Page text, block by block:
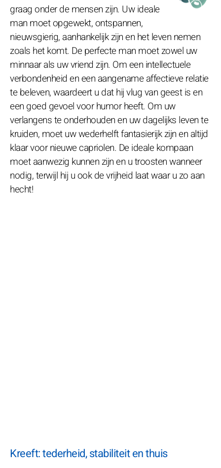
graag onder de mensen zijn. Uw ideale
man moet opgewekt, ontspannen,
nieuwsgierig, aanhankelijk zijn en het leven nemen
zoals het komt. De perfecte man moet zowel uw
minnaar als uw vriend zijn. Om een intellectuele
verbondenheid en een aangename affectieve relatie
te beleven, waardeert u dat hij vlug van geest is en
een goed gevoel voor humor heeft. Om uw
verlangens te onderhouden en uw dagelijks leven te
kruiden, moet uw wederhelft fantasierijk zijn en altijd
klaar voor nieuwe capriolen. De ideale kompaan
moet aanwezig kunnen zijn en u troosten wanneer
nodig, terwijl hij u ook de vrijheid laat waar u zo aan
hecht!
Kreeft: tederheid, stabiliteit en thuis